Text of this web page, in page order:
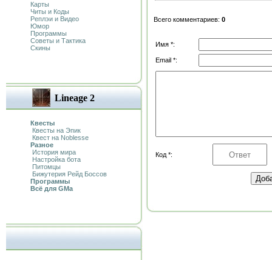
Карты
Читы и Коды
Реплэи и Видео
Юмор
Программы
Советы и Тактика
Скины
Lineage 2
Квесты
Квесты на Эпик
Квест на Noblesse
Разное
История мира
Настройка бота
Питомцы
Бижутерия Рейд Боссов
Программы
Всё для GMa
Всего комментариев: 0
Имя *:
Email *:
Код *: